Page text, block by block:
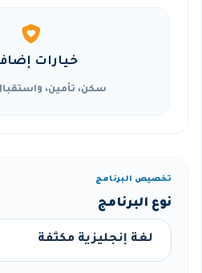
خيارات
سكن، تأمين،
تخصيص البرنامج
نوع البرنامج